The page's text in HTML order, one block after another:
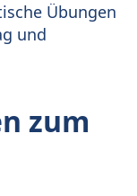
Übungen
und
zum